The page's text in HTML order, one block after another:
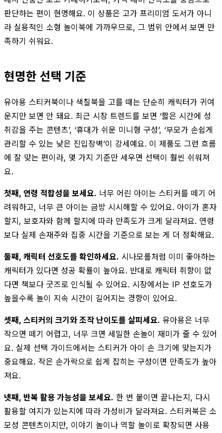
판단하는 편이 현명해요. 이 상품은 고가 프리미엄 도서가 아니
라 실용적인 소형 놀이북에 가까우므로, 그 범위 안에서 보면 만
족하기 쉬워요.
현명한 선택 기준
유아용 스티커북이나 색칠북을 고를 때는 단순히 캐릭터가 귀여
운지만 보면 안 돼요. 최근 시장 트렌드를 보면 ‘짧은 시간에 성
취감을 주는 콘텐츠’, ‘휴대가 쉬운 미니형 구성’, ‘부모가 손쉽게
관리할 수 있는 낮은 진입장벽’이 강세예요. 이 제품도 그런 흐름
에 잘 맞는 편이라, 몇 가지 기준만 세우면 선택이 훨씬 쉬워져
요.
첫째, 연령 적합성을 보세요. 너무 어린 아이는 스티커를 떼기 어
려워하고, 너무 큰 아이는 금방 시시해할 수 있어요. 아이가 혼자
할지, 보호자와 함께 할지에 따라 만족도가 크게 달라져요. 연령
보다 실제 손재주와 집중 시간을 기준으로 보는 게 더 정확해요.
둘째, 캐릭터 선호도를 확인하세요. 시나모롤처럼 이미 좋아하는
캐릭터가 있다면 성공 확률이 높아요. 반대로 캐릭터 취향이 없
다면 책보다 굿즈로 인식될 수 있어요. 시장에서는 IP 선호도가
높을수록 놀이 지속 시간이 길어지는 경향이 있어요.
셋째, 스티커의 크기와 조작 난이도를 살피세요. 유아용은 너무
작으면 떼기 어렵고, 너무 크면 세밀한 손놀이 재미가 줄 수 있어
요. 실제 선택 가이드에서는 스티커가 아이 손 크기에 맞는지가
중요해요. 작은 손가락으로 쉽게 잡히는 구성이면 만족도가 높아
져요.
넷째, 반복 활용 가능성을 보세요. 한 번 붙이면 끝나는지, 다시
활용할 여지가 있는지에 따라 가성비가 달라져요. 스티커북은 소
모성 콘텐츠이지만, 이야기 놀이나 역할 놀이로 확장되면 사용